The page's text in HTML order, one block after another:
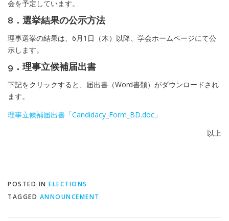
会を予定しています。
8．選挙結果の公示方法
理事選挙の結果は、6月1日（木）以降、学会ホームページにて公
示します。
9．理事立候補届出書
下記をクリックすると、届出書（Word書類）がダウンロードされ
ます。
理事立候補届出書「Candidacy_Form_BD.doc」
以上
POSTED IN ELECTIONS
TAGGED ANNOUNCEMENT